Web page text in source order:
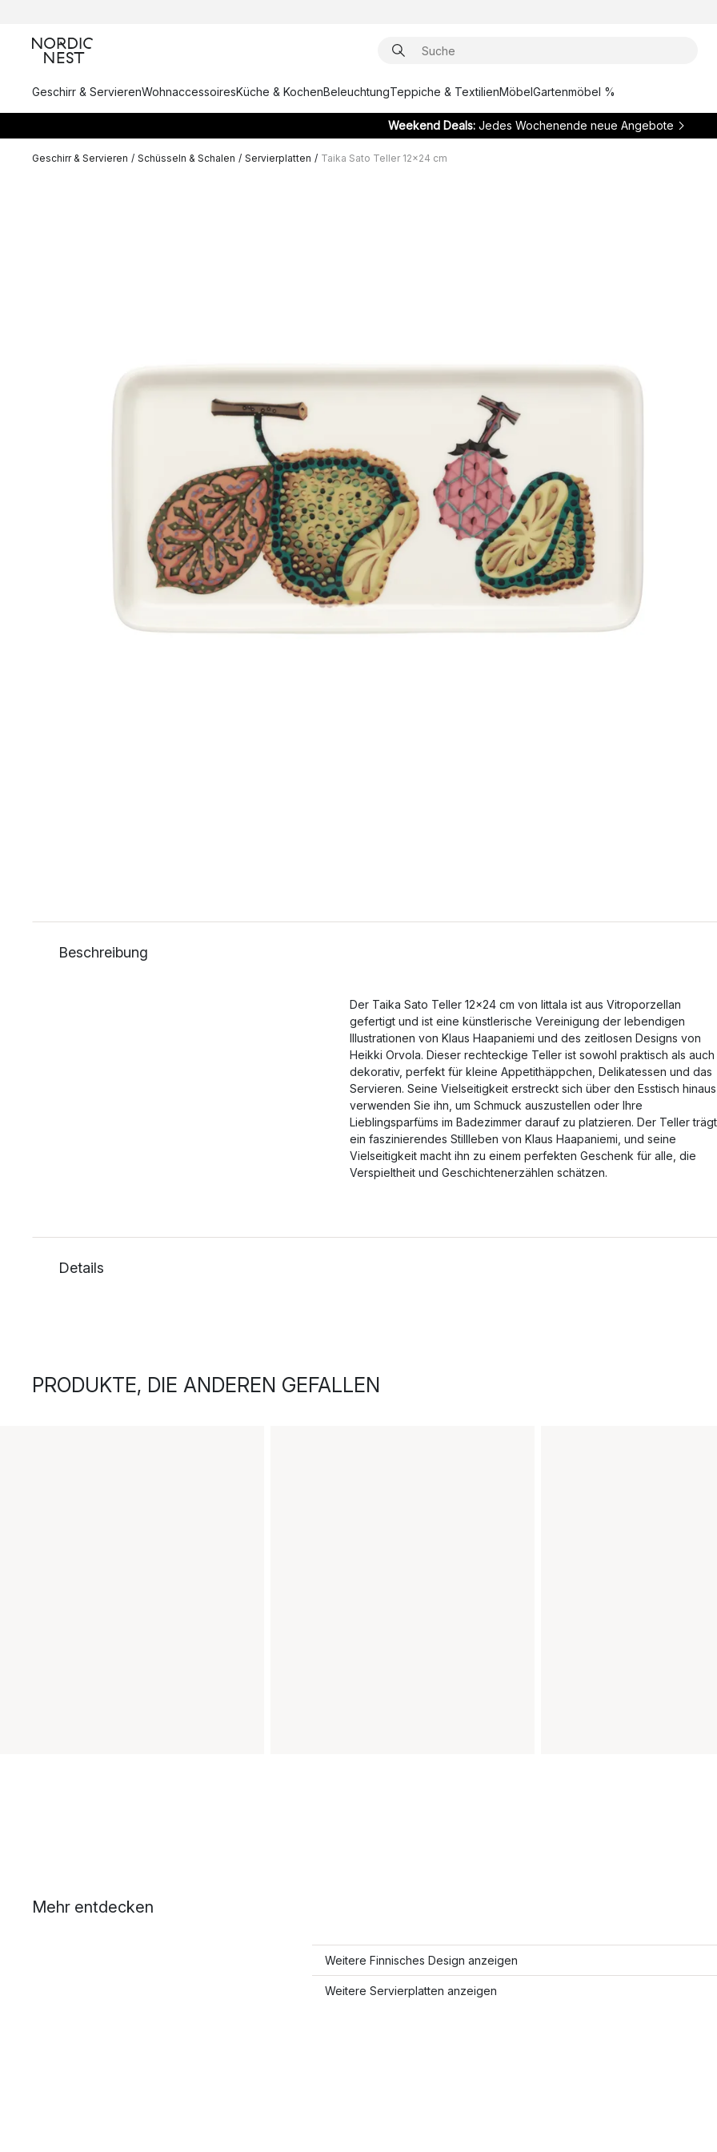
Geschirr & ServierenWohnaccessoiresKüche & KochenBeleuchtungTeppiche & TextilienMöbelGartenmöbel %
Weekend Deals:Jedes Wochenende neue Angebote
Geschirr & Servieren / Schüsseln & Schalen / Servierplatten / Taika Sato Teller 12x24 cm
Beschreibung
Der Taika Sato Teller 12x24 cm von Iittala ist aus Vitroporzellan
gefertigt und ist eine künstlerische Vereinigung der lebendigen
Illustrationen von Klaus Haapaniemi und des zeitlosen Designs von
Heikki Orvola. Dieser rechteckige Teller ist sowohl praktisch als auch
dekorativ, perfekt für kleine Appetithäppchen, Delikatessen und das
Servieren. Seine Vielseitigkeit erstreckt sich über den Esstisch
verwenden Sie ihn, um Schmuck auszustellen oder Ihre
Lieblingsparfüms im Badezimmer darauf zu platzieren. Der Teller trägt
ein faszinierendes Stillleben von Klaus Haapaniemi, und seine
Vielseitigkeit macht ihn zu einem perfekten Geschenk für alle, die
Verspieltheit und Geschichtenerzählen schätzen.
Details
PRODUKTE, DIE ANDEREN GEFALLEN
Mehr entdecken
Weitere Finnisches Design anzeigen
Weitere Servierplatten anzeigen